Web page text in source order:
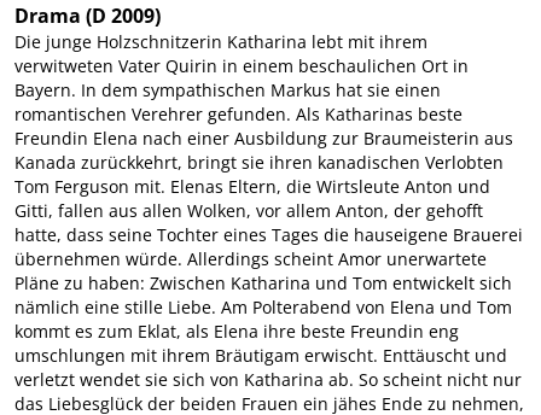
Drama (D 2009)
Die junge Holzschnitzerin Katharina lebt mit ihrem
verwitweten Vater Quirin in einem beschaulichen Ort in
Bayern. In dem sympathischen Markus hat sie einen
romantischen Verehrer gefunden. Als Katharinas beste
Freundin Elena nach einer Ausbildung zur Braumeisterin aus
Kanada zurückkehrt, bringt sie ihren kanadischen Verlobten
Tom Ferguson mit. Elenas Eltern, die Wirtsleute Anton und
Gitti, fallen aus allen Wolken, vor allem Anton, der gehofft
hatte, dass seine Tochter eines Tages die hauseigene Brauerei
übernehmen würde. Allerdings scheint Amor unerwartete
Pläne zu haben: Zwischen Katharina und Tom entwickelt sich
nämlich eine stille Liebe. Am Polterabend von Elena und Tom
kommt es zum Eklat, als Elena ihre beste Freundin eng
umschlungen mit ihrem Bräutigam erwischt. Enttäuscht und
verletzt wendet sie sich von Katharina ab. So scheint nicht nur
das Liebesglück der beiden Frauen ein jähes Ende zu nehmen,